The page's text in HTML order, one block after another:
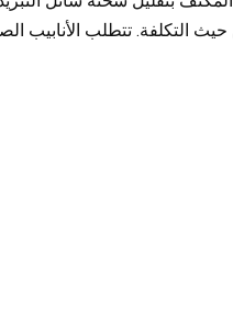
حيث التكلفة. تتطلب الأنابيب